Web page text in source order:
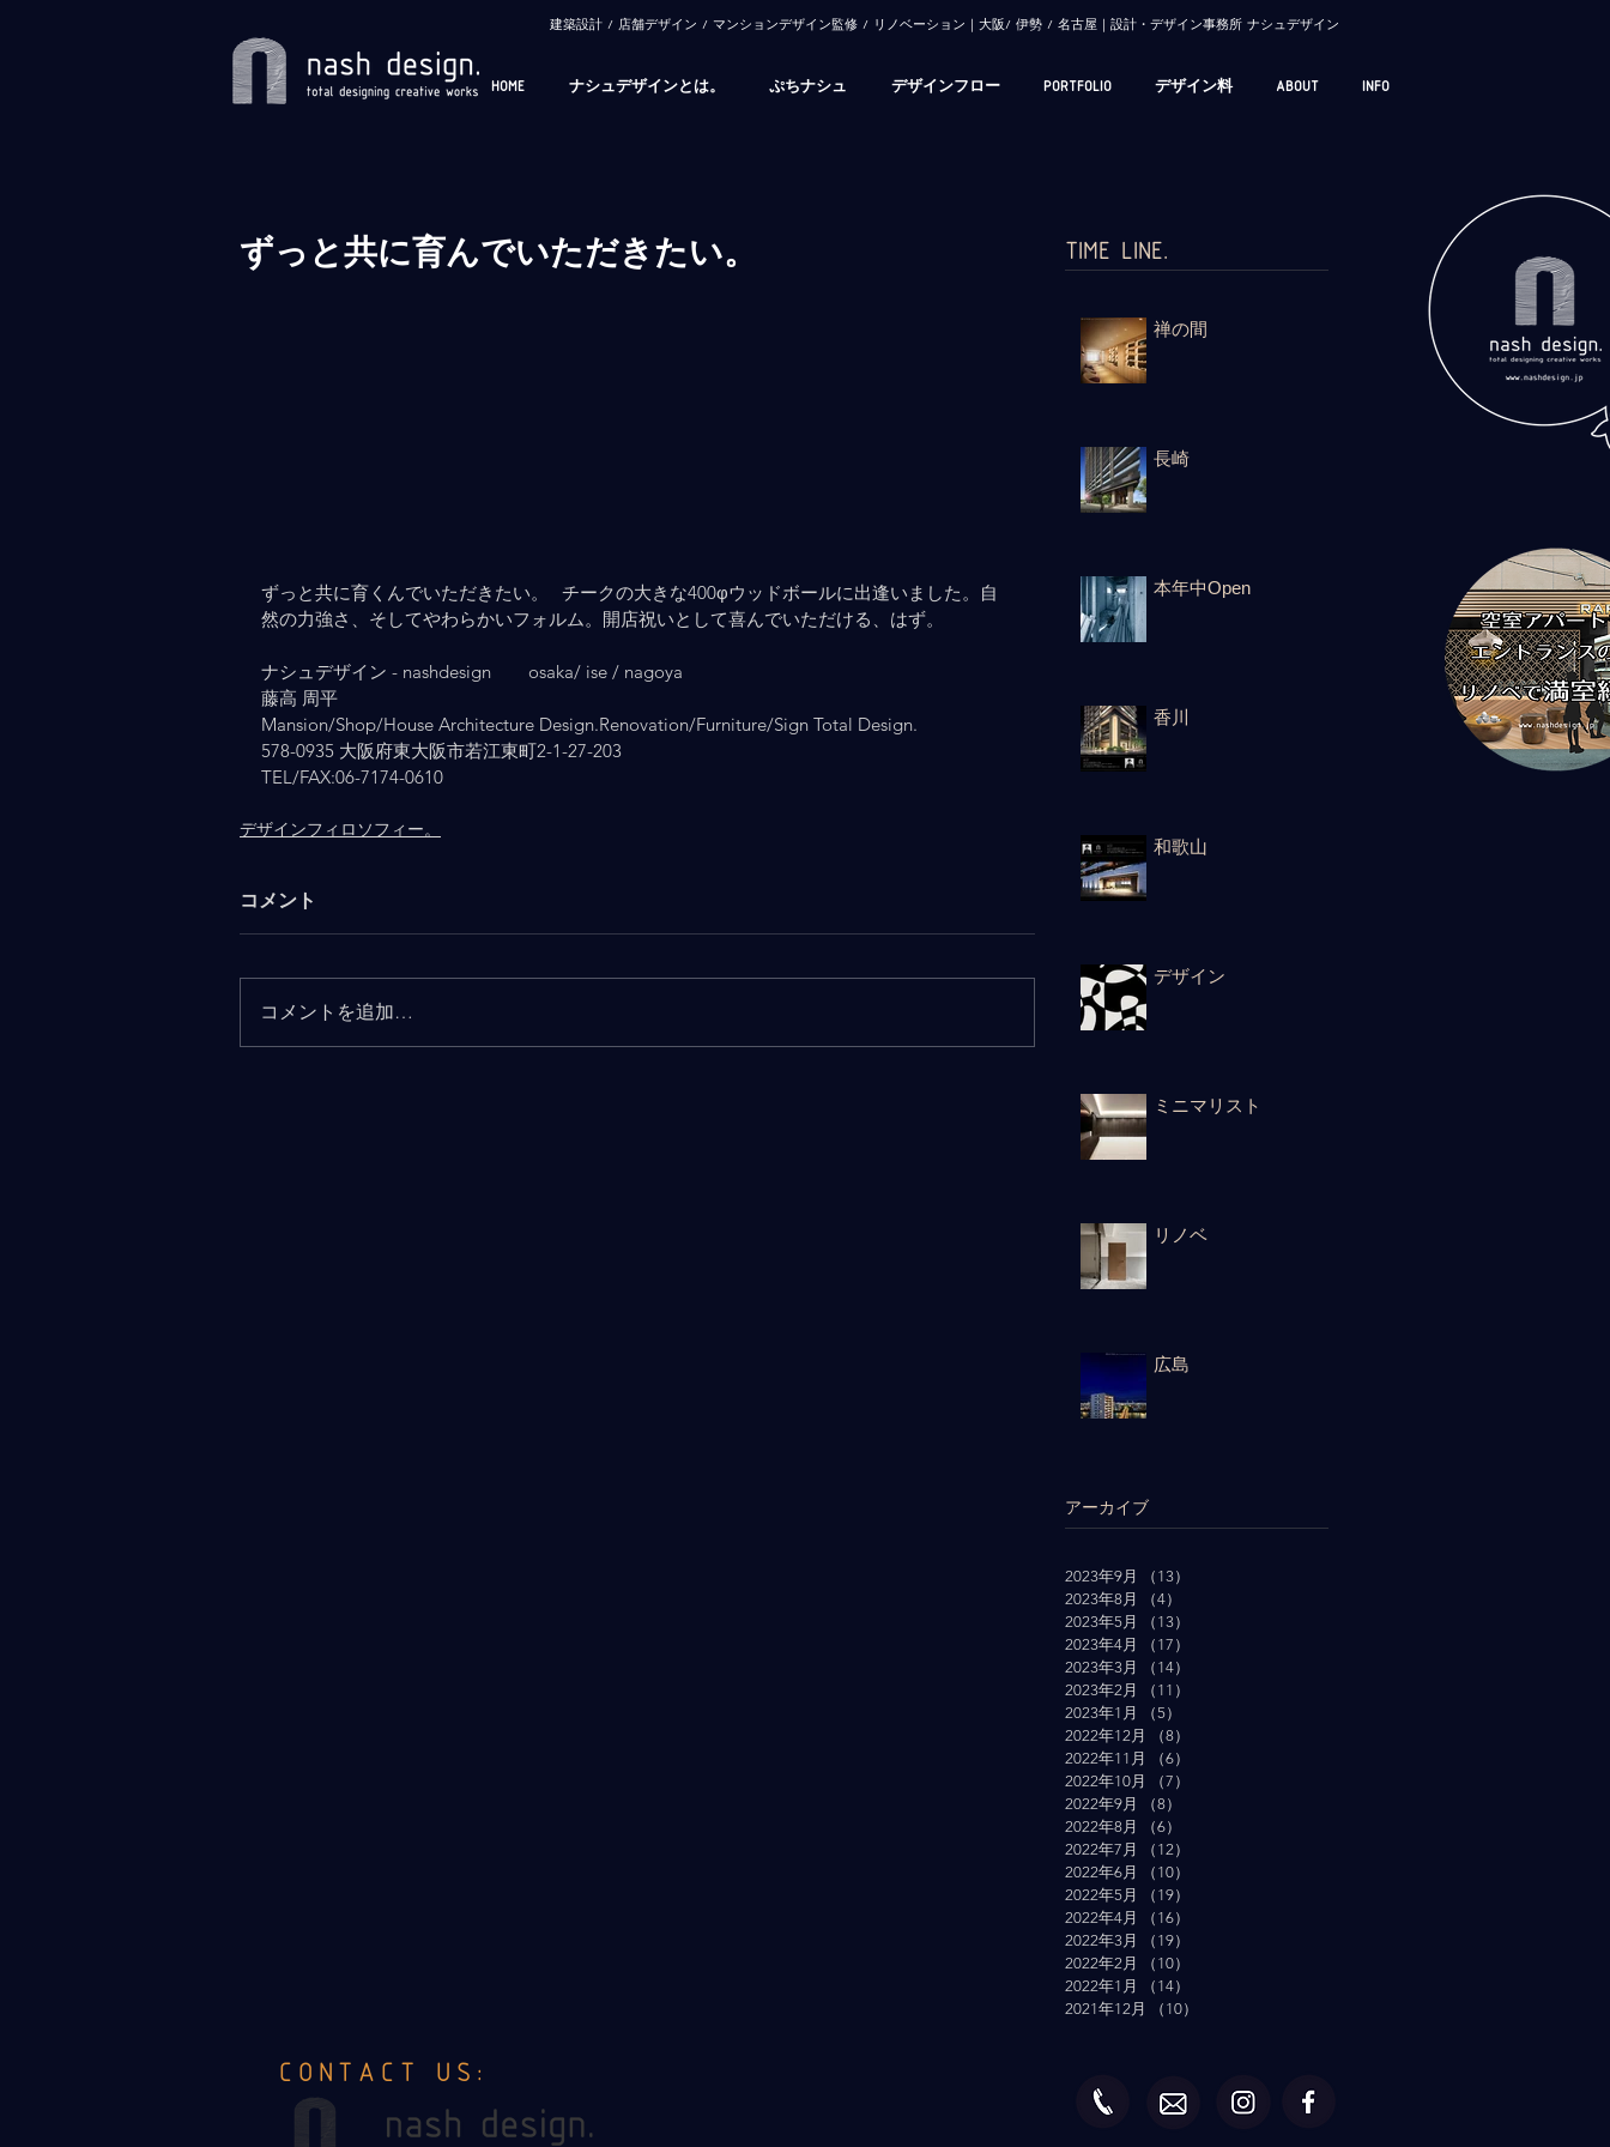
​建築設計 / 店舗デザイン / マンションデザイン監修 / リノベーション｜大阪/ 伊勢 / 名古屋｜設計・デザイン事務所 ナシュデザイン
HOME ナシュデザインとは。 ぷちナシュ デザインフロー PORTFOLIO デザイン料 ABOUT INFO
ずっと共に育んでいただきたい。
ずっと共に育くんでいただきたい。⠀チークの大きな400φウッドボールに出逢いました。自
然の力強さ、そしてやわらかいフォルム。開店祝いとして喜んでいただける、はず。
ナシュデザイン - nashdesign   　 osaka/ ise / nagoya
藤高 周平
Mansion/Shop/House Architecture Design.Renovation/Furniture/Sign Total Design.
578-0935 大阪府東大阪市若江東町2-1-27-203
TEL/FAX:06-7174-0610
デザインフィロソフィー。
コメント
コメントを追加…
TIME LINE.
禅の間
長崎
本年中Open
香川
和歌山
デザイン
ミニマリスト
リノベ
広島
アーカイブ
2023年9月 （13）
2023年8月
（4）
2023年5月
（13）
2023年4月
（17）
2023年3月
（14）
2023年2月
（11）
2023年1月
（5）
2022年12月
（8）
2022年11月
（6）
2022年10月
（7）
2022年9月
（8）
2022年8月
（6）
2022年7月
（12）
2022年6月
（10）
2022年5月
（19）
2022年4月
（16）
2022年3月
（19）
2022年2月
（10）
2022年1月
（14）
2021年12月
（10）
CONTACT US: